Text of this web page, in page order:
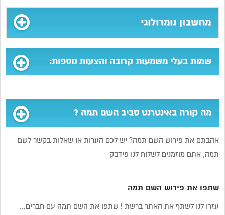
מחשבון נומרולוגי
שמות בעלי משמעות קרובה והצעות נוספות:
מה קורה באינטרנט סביב השם תמה ?
אהבתם את פירוש השם תמה? יש לכם הערות או שאלות בקשר לשם
תמה, אתם מוזמנים לשלוח לנו פידבק
שתפו את פירוש השם תמה
עזרו לנו לשתף את האתר ברשת ! שתפו את השם תמה עם חברים...